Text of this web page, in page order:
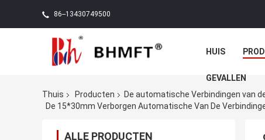
86--13430749500
HUIS
GEVALLEN
Thuis
Producten
De automatische Verbindingen van
De 15*30mm Verborgen Automatische Van De
ALLE PRODUCTEN